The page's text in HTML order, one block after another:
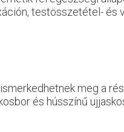
testösszetétel- és
meg a
és hússzínű